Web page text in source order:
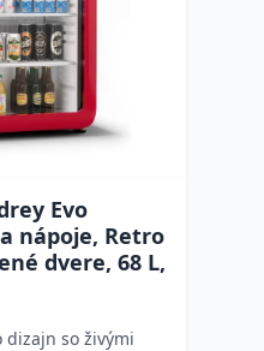
Evo
nápoje, Retro
dvere, 68 L,
dizajn so živými